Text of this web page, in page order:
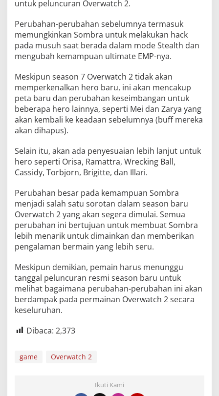
untuk peluncuran Overwatch 2.
Perubahan-perubahan sebelumnya termasuk
memungkinkan Sombra untuk melakukan hack
pada musuh saat berada dalam mode Stealth dan
mengubah kemampuan ultimate EMP-nya.
Meskipun season 7 Overwatch 2 tidak akan
memperkenalkan hero baru, ini akan mencakup
peta baru dan perubahan keseimbangan untuk
beberapa hero lainnya, seperti Mei dan Zarya yang
akan kembali ke keadaan sebelumnya (buff mereka
akan dihapus).
Selain itu, akan ada penyesuaian lebih lanjut untuk
hero seperti Orisa, Ramattra, Wrecking Ball,
Cassidy, Torbjorn, Brigitte, dan Illari.
Perubahan besar pada kemampuan Sombra
menjadi salah satu sorotan dalam season baru
Overwatch 2 yang akan segera dimulai. Semua
perubahan ini bertujuan untuk membuat Sombra
lebih menarik untuk dimainkan dan memberikan
pengalaman bermain yang lebih seru.
Meskipun demikian, pemain harus menunggu
tanggal peluncuran resmi season baru untuk
melihat bagaimana perubahan-perubahan ini akan
berdampak pada permainan Overwatch 2 secara
keseluruhan.
Dibaca: 2,373
game Overwatch 2
Ikuti Kami